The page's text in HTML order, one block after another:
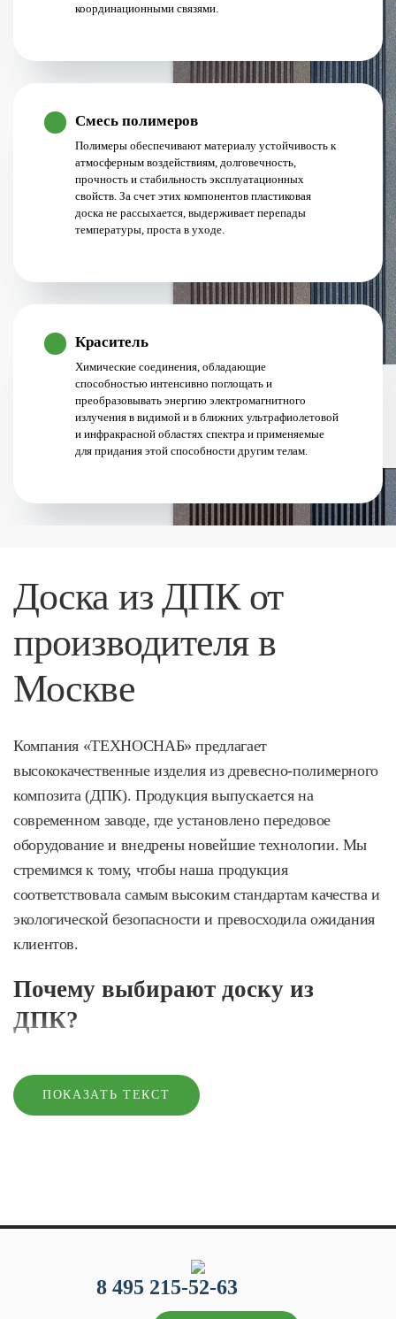
координационными связями.
Смесь полимеров
Полимеры обеспечивают материалу устойчивость к
атмосферным воздействиям, долговечность,
прочность и стабильность эксплуатационных
свойств. За счет этих компонентов пластиковая
доска не рассыхается, выдерживает перепады
температуры, проста в уходе.
Краситель
Химические соединения, обладающие
способностью интенсивно поглощать и
преобразовывать энергию электромагнитного
излучения в видимой и в ближних ультрафиолетовой
и инфракрасной областях спектра и применяемые
для придания этой способности другим телам.
Доска из ДПК от
производителя в
Москве
Компания «ТЕХНОСНАБ» предлагает
высококачественные изделия из древесно-полимерного
композита (ДПК). Продукция выпускается на
современном заводе, где установлено передовое
оборудование и внедрены новейшие технологии. Мы
стремимся к тому, чтобы наша продукция
соответствовала самым высоким стандартам качества и
экологической безопасности и превосходила ожидания
клиентов.
Почему выбирают доску из
ДПК?
свойства древесины и полимеров. Он устойчив к
воздействию влаги, ультрафиолетовых лучей, грибка и
ухода, а это дополнительная экономия времени и денег.
ПОКАЗАТЬ ТЕКСТ
8 495 215-52-63